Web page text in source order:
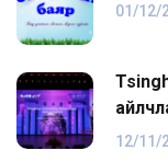
01/12/
12/11/